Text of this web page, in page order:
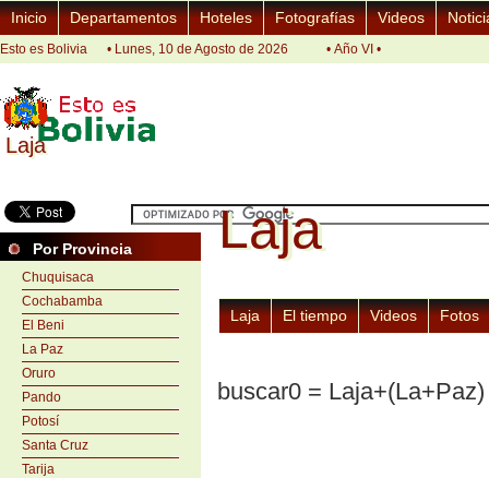
Laja
Laja
Inicio Departamentos Hoteles Fotografías Videos
Esto es Bolivia • Lunes, 10 de Agosto de 2026 • Año VI •
Por Provincia
Chuquisaca
Cochabamba
El Beni
La Paz
Oruro
Pando
Potosí
Santa Cruz
Tarija
Laja
Laja
Laja El tiempo Videos Fotos
buscar0 = Laja+(La+Paz)